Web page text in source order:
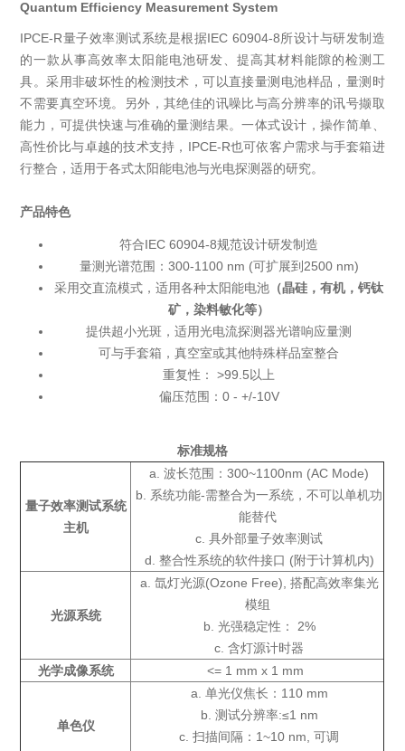
Quantum Efficiency Measurement System
IPCE-R量子效率测试系统是根据IEC 60904-8所设计与研发制造
的一款从事高效率太阳能电池研发、提高其材料能隙的检测工
具。采用非破坏性的检测技术，可以直接量测电池样品，量测时
不需要真空环境。另外，其绝佳的讯噪比与高分辨率的讯号撷取
能力，可提供快速与准确的量测结果。一体式设计，操作简单、
高性价比与卓越的技术支持，IPCE-R也可依客户需求与手套箱进
行整合，适用于各式太阳能电池与光电探测器的研究。
产品特色
符合IEC 60904-8规范设计研发制造
量测光谱范围：300-1100 nm (可扩展到2500 nm)
采用交直流模式，适用各种太阳能电池 （晶硅，有机，钙钛
矿，染料敏化等）
提供超小光斑，适用光电流探测器光谱响应量测
可与手套箱，真空室或其他特殊样品室整合
重复性： >99.5以上
偏压范围：0 - +/-10V
标准规格
量子效率测试系统
主机
a. 波长范围：300~1100nm (AC Mode)
b. 系统功能-需整合为一系统，不可以单机功
能替代
c. 具外部量子效率测试
d. 整合性系统的软件接口 (附于计算机内)
光源系统
a. 氙灯光源(Ozone Free), 搭配高效率集光
模组
b. 光强稳定性： 2%
c. 含灯源计时器
光学成像系统
<= 1 mm x 1 mm
单色仪
a. 单光仪焦长：110 mm
b. 测试分辨率:≤1 nm
c. 扫描间隔：1~10 nm, 可调